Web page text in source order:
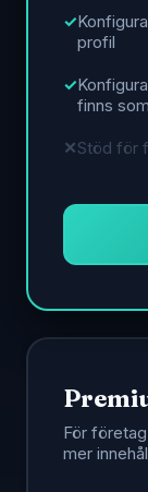
profil
finns
Stöd för
För
mer